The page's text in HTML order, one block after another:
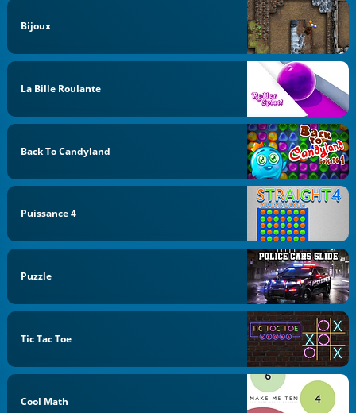
Bijoux
La Bille Roulante
Back To Candyland
Puissance 4
Puzzle
Tic Tac Toe
Cool Math